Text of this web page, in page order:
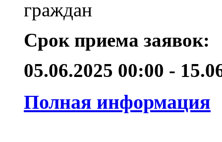
граждан
Срок приема заявок:
05.06.2025 00:00 -
Полная информация